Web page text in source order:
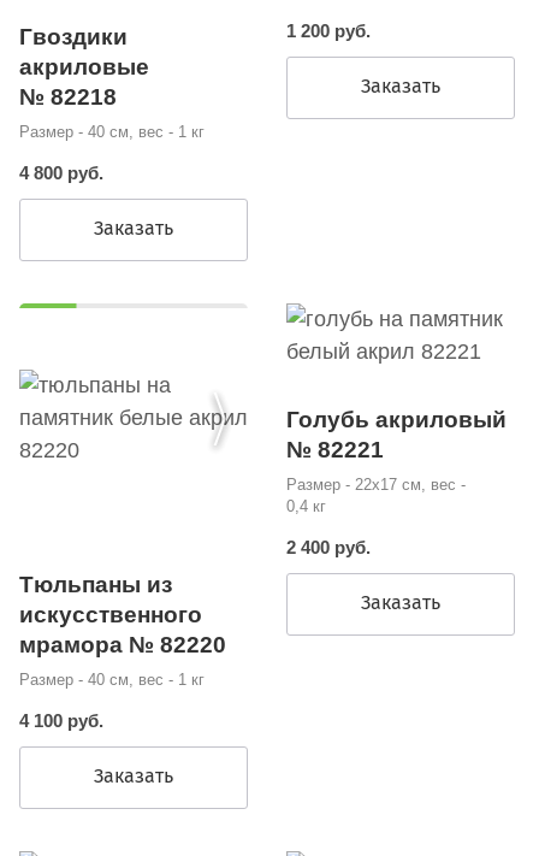
Гвоздики
акриловые
№ 82218
Размер - 40 см, вес - 1 кг
4 800 руб.
Заказать
1 200 руб.
Заказать
Тюльпаны из
искусственного
мрамора № 82220
Размер - 40 см, вес - 1 кг
4 100 руб.
Заказать
Голубь акриловый
№ 82221
Размер - 22х17 см, вес -
0,4 кг
2 400 руб.
Заказать